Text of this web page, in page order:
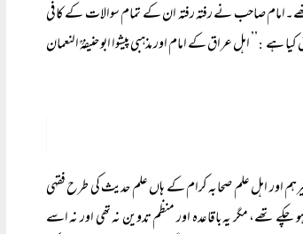
صاحب نے رفتہ رفتہ ان کے تمام سوالات کے کافی
:
’’ اہل عراق کے امام اور مذہبی پیشوا ابو حنیفہؒ النعمان
اور اہل علم صحابہ کرام کے ہاں علم حدیث کی طرح فقہی
تھے، مگر یہ باقاعدہ اور منظم تدوین نہ تھی اور نہ اسے